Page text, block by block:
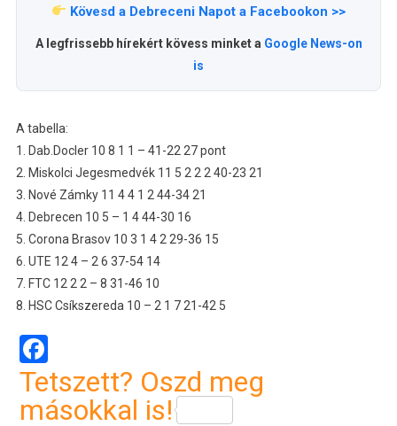
Kövesd a Debreceni Napot a Facebookon >>
A legfrissebb hírekért kövess minket a Google News-on
is
A tabella:
1. Dab.Docler 10 8 1 1 – 41-22 27 pont
2. Miskolci Jegesmedvék 11 5 2 2 2 40-23 21
3. Nové Zámky 11 4 4 1 2 44-34 21
4. Debrecen 10 5 – 1 4 44-30 16
5. Corona Brasov 10 3 1 4 2 29-36 15
6. UTE 12 4 – 2 6 37-54 14
7. FTC 12 2 2 – 8 31-46 10
8. HSC Csíkszereda 10 – 2 1 7 21-42 5
Facebook
Tetszett? Oszd meg
másokkal is!